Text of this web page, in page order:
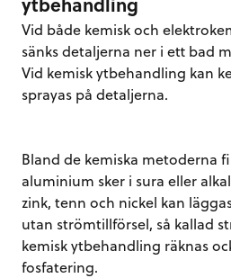
Vid både kemisk och
sänks detaljerna ner i ett bad
Vid kemisk ytbehandling kan
sprayas på detaljerna.
Bland de kemiska metoderna
aluminium sker i sura eller
zink, tenn och nickel kan
utan strömtillförsel, så kallad
kemisk ytbehandling räknas
fosfatering.